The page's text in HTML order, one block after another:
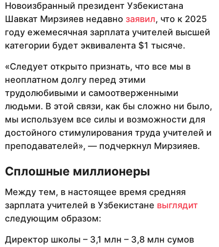
Новоизбранный президент Узбекистана
Шавкат Мирзияев недавно заявил, что к 2025
году ежемесячная зарплата учителей высшей
категории будет эквивалента $1 тысяче.
«Следует открыто признать, что все мы в
неоплатном долгу перед этими
трудолюбивыми и самоотверженными
людьми. В этой связи, как бы сложно ни было,
мы используем все силы и возможности для
достойного стимулирования труда учителей и
преподавателей», — подчеркнул Мирзияев.
Сплошные миллионеры
Между тем, в настоящее время средняя
зарплата учителей в Узбекистане выглядит
следующим образом:
Директор школы – 3,1 млн – 3,8 млн сумов